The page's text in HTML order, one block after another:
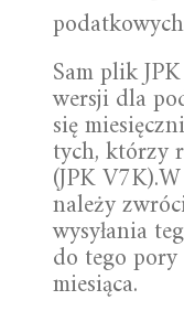
Sam plik
wersji dla
się
tych, którzy
(JPK
należy
wysyłania
do tego
miesiąca.